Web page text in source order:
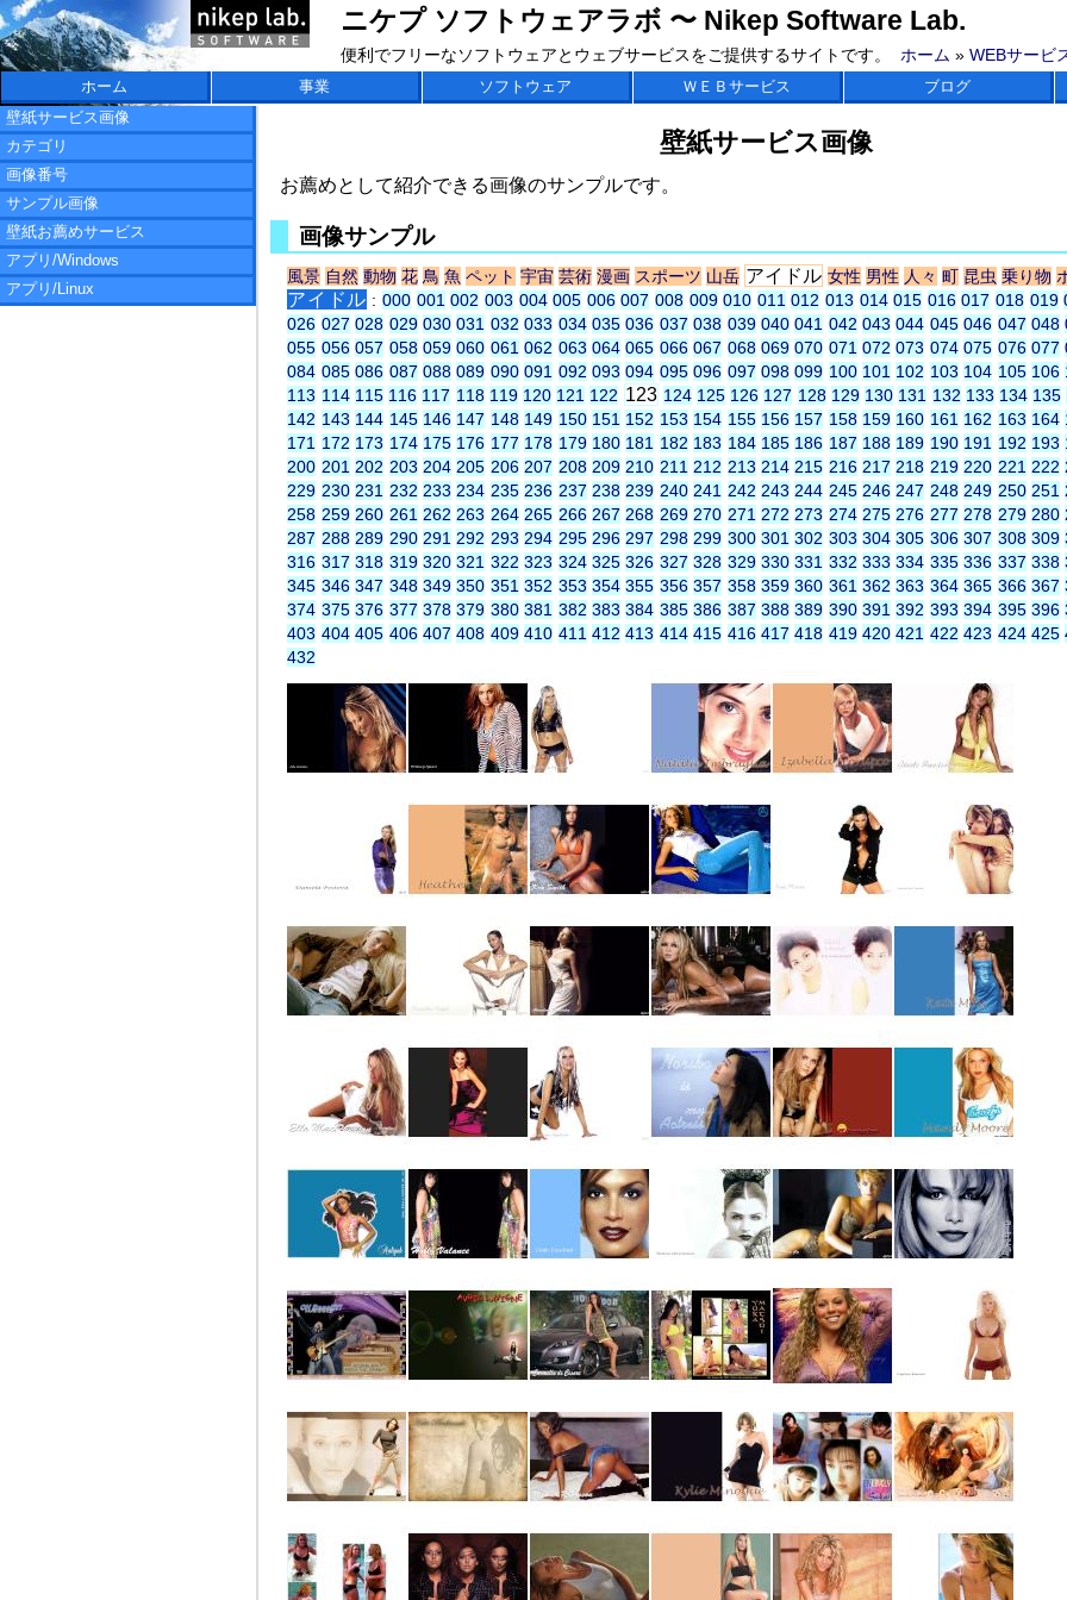
ニケプ ソフトウェアラボ 〜 Nikep Software Lab.
便利でフリーなソフトウェアとウェブサービスをご提供するサイトです。 ホーム »WEBサービ
ホーム 事業 ソフトウェア ＷＥＢサービス
ブログ
壁紙サービス画像
カテゴリ
画像番号
サンプル画像
壁紙お薦めサービス
アプリ/Windows
アプリ/Linux
壁紙サービス画像
お薦めとして紹介できる画像のサンプルです。
画像サンプル
風景 自然 動物 花 鳥 魚 ペット 宇宙 芸術 漫画 スポーツ 山岳 アイドル 女性 男性 人々 町 昆虫 乗り物
アイドル :000 001 002 003 004 005 006 007 008 009 010 011 012 013 014 015 016 017 018 019
026 027 028 029 030 031 032 033 034 035 036 037 038 039 040 041 042 043 044 045 046 047 048
055 056 057 058 059 060 061 062 063 064 065 066 067 068 069 070 071 072 073 074 075 076 077
084 085 086 087 088 089 090 091 092 093 094 095 096 097 098 099 100 101 102 103 104 105 106
113 114 115 116 117 118 119 120 121 122 123 124 125 126 127 128 129 130 131 132 133 134 135
142 143 144 145 146 147 148 149 150 151 152 153 154 155 156 157 158 159 160 161 162 163 164
171 172 173 174 175 176 177 178 179 180 181 182 183 184 185 186 187 188 189 190 191 192 193
200 201 202 203 204 205 206 207 208 209 210 211 212 213 214 215 216 217 218 219 220 221 222
229 230 231 232 233 234 235 236 237 238 239 240 241 242 243 244 245 246 247 248 249 250 251
258 259 260 261 262 263 264 265 266 267 268 269 270 271 272 273 274 275 276 277 278 279 280
287 288 289 290 291 292 293 294 295 296 297 298 299 300 301 302 303 304 305 306 307 308 309
316 317 318 319 320 321 322 323 324 325 326 327 328 329 330 331 332 333 334 335 336 337 338
345 346 347 348 349 350 351 352 353 354 355 356 357 358 359 360 361 362 363 364 365 366 367
374 375 376 377 378 379 380 381 382 383 384 385 386 387 388 389 390 391 392 393 394 395 396
403 404 405 406 407 408 409 410 411 412 413 414 415 416 417 418 419 420 421 422 423 424 425
432